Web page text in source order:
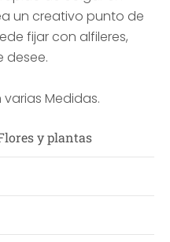
un creativo punto de
fijar con alfileres,
desee.
Medidas.
y plantas